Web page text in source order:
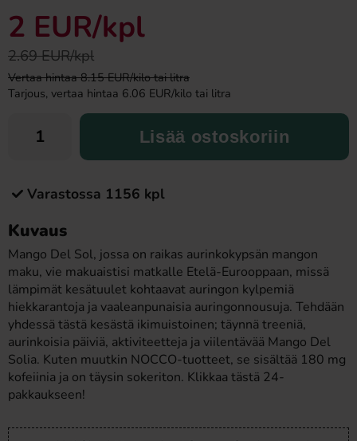
2 EUR/kpl
2.69 EUR/kpl
Vertaa hintaa 8.15 EUR/kilo tai litra
Tarjous, vertaa hintaa 6.06 EUR/kilo tai litra
Lisää ostoskoriin
Varastossa 1156 kpl
Kuvaus
Mango Del Sol, jossa on raikas aurinkokypsän mangon
maku, vie makuaistisi matkalle Etelä-Eurooppaan, missä
lämpimät kesätuulet kohtaavat auringon kylpemiä
hiekkarantoja ja vaaleanpunaisia auringonnousuja. Tehdään
yhdessä tästä kesästä ikimuistoinen; täynnä treeniä,
aurinkoisia päiviä, aktiviteetteja ja viilentävää Mango Del
Solia. Kuten muutkin NOCCO-tuotteet, se sisältää 180 mg
kofeiinia ja on täysin sokeriton. Klikkaa tästä 24-
pakkaukseen!